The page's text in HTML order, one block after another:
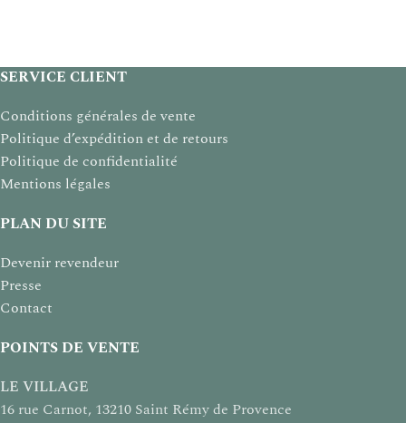
SERVICE CLIENT
Conditions générales de vente
Politique d’expédition et de retours
Politique de confidentialité
Mentions légales
PLAN DU SITE
Devenir revendeur
Presse
Contact
POINTS DE VENTE
LE VILLAGE
16 rue Carnot, 13210 Saint Rémy de Provence